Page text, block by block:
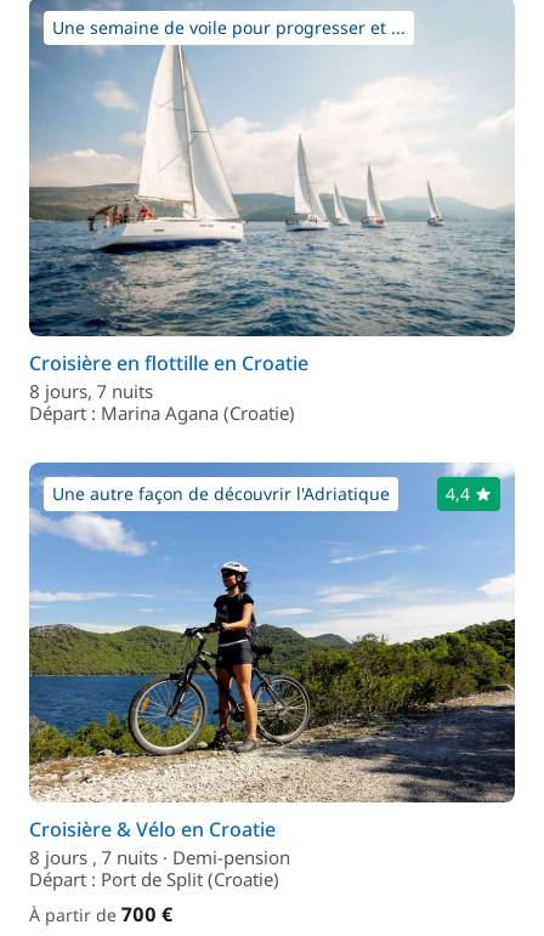
Une semaine de voile pour progresser et ...
Croisière en flottille en Croatie
8 jours, 7 nuits
Départ : Marina Agana (Croatie)
Une autre façon de découvrir l'Adriatique 4,4
Croisière & Vélo en Croatie
8 jours , 7 nuits · Demi-pension
Départ : Port de Split (Croatie)
À partir de 700 €